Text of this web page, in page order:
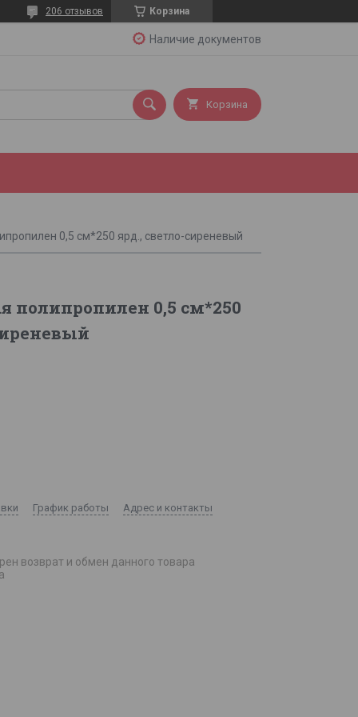
Корзина
206 отзывов
Наличие документов
Корзина
0,5 см*250 ярд., светло-сиреневый
полипропилен 0,5 см*250
График работы Адрес и контакты
возврат и обмен данного товара